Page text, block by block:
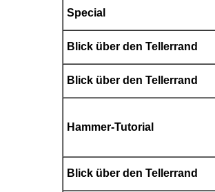
Special
Blick über den Tellerrand
Blick über den Tellerrand
Hammer-Tutorial
Blick über den Tellerrand